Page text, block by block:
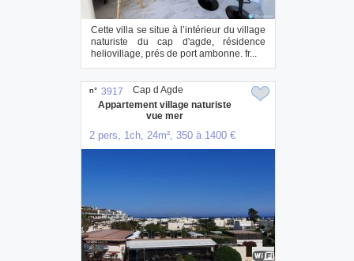
Cette villa se situe à l’intérieur du village
naturiste du cap d'agde, résidence
heliovillage, prés de port ambonne. fr...
n° 3917
Appartement village naturiste
vue mer
2 pers, 1ch, 24m², 350 à 1400 €
Cap d Agde